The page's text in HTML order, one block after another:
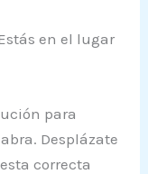
en el lugar
para
Desplázate
correcta